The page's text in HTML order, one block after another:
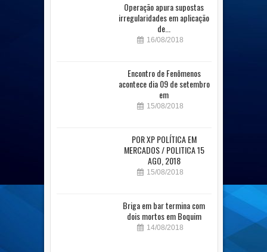
Operação apura supostas
irregularidades em aplicação
de...
16/08/2018
Encontro de Fenômenos
acontece dia 09 de setembro
em
15/08/2018
POR XP POLÍTICA EM
MERCADOS / POLITICA 15
AGO, 2018
15/08/2018
Briga em bar termina com
dois mortos em Boquim
14/08/2018